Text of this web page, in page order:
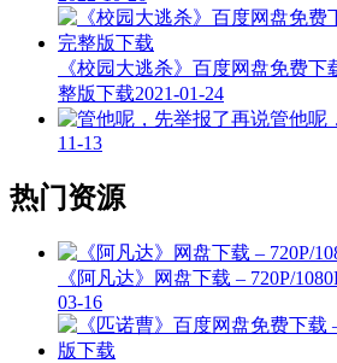
《​校园大逃杀》百度网盘免费下
整版下载2021-01-24
管他呢
11-13
热门资源
《阿凡达》网盘下载 – 720P/
03-16